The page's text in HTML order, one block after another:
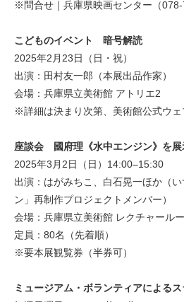
※問合せ｜兵庫県映画センター（078-
こどものイベント 暗号解読
2025年2月23日（日・祝）
出演：田村友一郎（本展出品作家）
会場：兵庫県立美術館 アトリエ2
※詳細は決まり次第、美術館公式ウェ
座談会 國府理《水中エンジン》を展
2025年3月2日（日）14:00–15:30
出演：はがみちこ、白石晃一ほか（
ン」再制作プロジェクトメンバー）
会場：兵庫県立美術館 レクチャール
定員：80名（先着順）
※要本展観覧券（半券可）
ミュージアム・ボランティアによる